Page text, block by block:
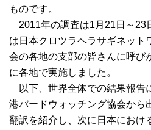
ものです。
2011年の調査は1月21日～23
は日本クロツラヘラサギネット
会の各地の支部の皆さんに呼び
に各地で実施しました。
以下、世界全体での結果報告
港バードウォッチング協会から
翻訳を紹介し、次に日本におけ